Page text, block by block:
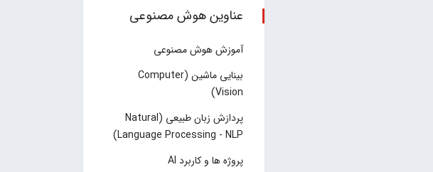
عناوین هوش مصنوعی
آموزش هوش مصنوعی
بینایی ماشین (Computer
Vision)
پردازش زبان طبیعی (Natural
Language Processing - NLP)
پروژه ها و کاربرد AI